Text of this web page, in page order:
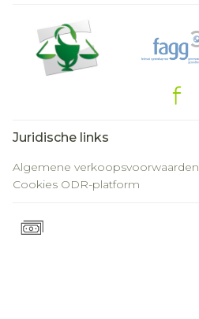
Juridische links
Algemene verkoopsvoorwaarden
Cookies ODR-platform